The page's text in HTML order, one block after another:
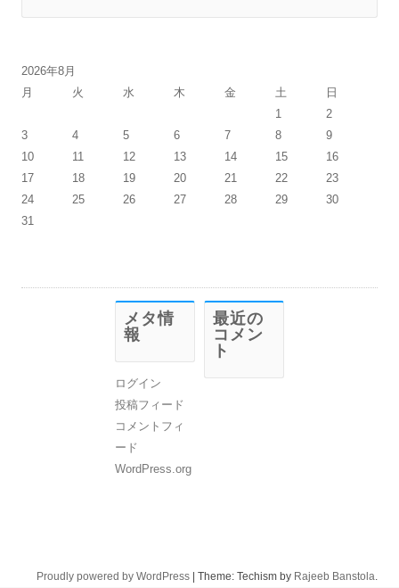
2026年8月
月
火 水 木 金 土
日
1
2
3
4 5 6 7 8
9
10
11 12 13 14 15
16
17
18 19 20 21 22
23
24
25 26 27 28 29
30
31
メタ情
報
ログイン
投稿フィード
コメントフィ
ード
WordPress.org
最近の
コメン
ト
Proudly powered by WordPress Theme: Techism by Rajeeb Banstola.